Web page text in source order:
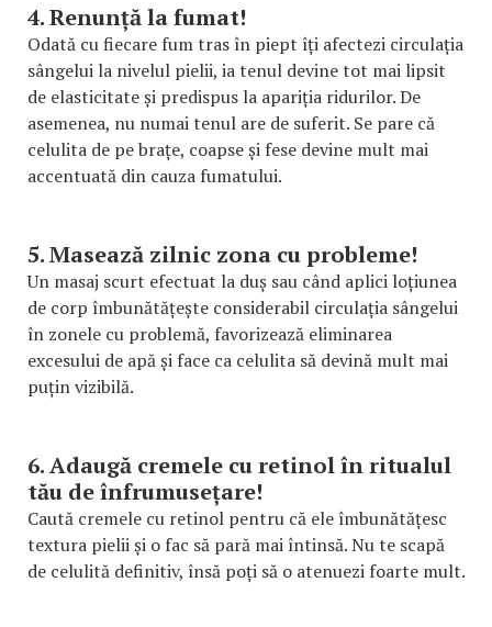
4. Renunță la fumat!
Odată cu fiecare fum tras în piept îți afectezi circulația
sângelui la nivelul pielii, ia tenul devine tot mai lipsit
de elasticitate și predispus la apariția ridurilor. De
asemenea, nu numai tenul are de suferit. Se pare că
celulita de pe brațe, coapse și fese devine mult mai
accentuată din cauza fumatului.
5. Masează zilnic zona cu probleme!
Un masaj scurt efectuat la duș sau când aplici loțiunea
de corp îmbunătățește considerabil circulația sângelui
în zonele cu problemă, favorizează eliminarea
excesului de apă și face ca celulita să devină mult mai
puțin vizibilă.
6. Adaugă cremele cu retinol în ritualul
tău de înfrumusețare!
Caută cremele cu retinol pentru că ele îmbunătățesc
textura pielii și o fac să pară mai întinsă. Nu te scapă
de celulită definitiv, însă poți să o atenuezi foarte mult.